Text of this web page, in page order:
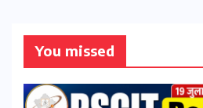
You missed